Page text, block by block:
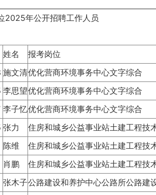
2025年公开招聘工作人员
姓名 报考岗位
施文清优化营商环境事务中心文字综合
李思望优化营商环境事务中心文字综合
李子忆优化营商环境事务中心文字综合
张力 住房和城乡公益事业站土建工程技
陈维 住房和城乡公益事业站土建工程技
肖鹏 住房和城乡公益事业站土建工程技
张木子公路建设和养护中心公路所公路建